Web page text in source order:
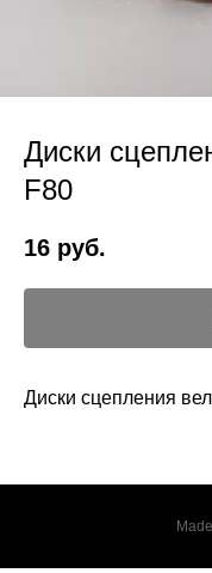
Диски
F80
16 руб.
Диски сцепления